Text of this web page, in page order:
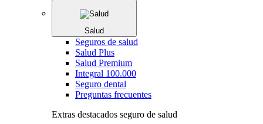
Salud
Seguros de salud
Salud Plus
Salud Premium
Integral 100.000
Seguro dental
Preguntas frecuentes
Extras destacados seguro de salud